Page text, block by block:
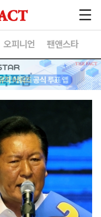
오피니언 팬앤스타